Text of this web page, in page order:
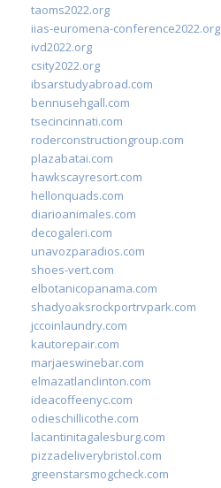
taoms2022.org
iias-euromena-conference2022.org
ivd2022.org
csity2022.org
ibsarstudyabroad.com
bennusehgall.com
tsecincinnati.com
roderconstructiongroup.com
plazabatai.com
hawkscayresort.com
hellonquads.com
diarioanimales.com
decogaleri.com
unavozparadios.com
shoes-vert.com
elbotanicopanama.com
shadyoaksrockportrvpark.com
jccoinlaundry.com
kautorepair.com
marjaeswinebar.com
elmazatlanclinton.com
ideacoffeenyc.com
odieschillicothe.com
lacantinitagalesburg.com
pizzadeliverybristol.com
greenstarsmogcheck.com